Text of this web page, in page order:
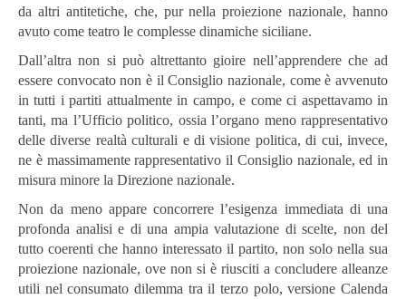
da altri antitetiche, che, pur nella proiezione nazionale, hanno
avuto come teatro le complesse dinamiche siciliane.
Dall’altra non si può altrettanto gioire nell’apprendere che ad
essere convocato non è il Consiglio nazionale, come è avvenuto
in tutti i partiti attualmente in campo, e come ci aspettavamo in
tanti, ma l’Ufficio politico, ossia l’organo meno rappresentativo
delle diverse realtà culturali e di visione politica, di cui, invece,
ne è massimamente rappresentativo il Consiglio nazionale, ed in
misura minore la Direzione nazionale.
Non da meno appare concorrere l’esigenza immediata di una
profonda analisi e di una ampia valutazione di scelte, non del
tutto coerenti che hanno interessato il partito, non solo nella sua
proiezione nazionale, ove non si è riusciti a concludere alleanze
utili nel consumato dilemma tra il terzo polo, versione Calenda